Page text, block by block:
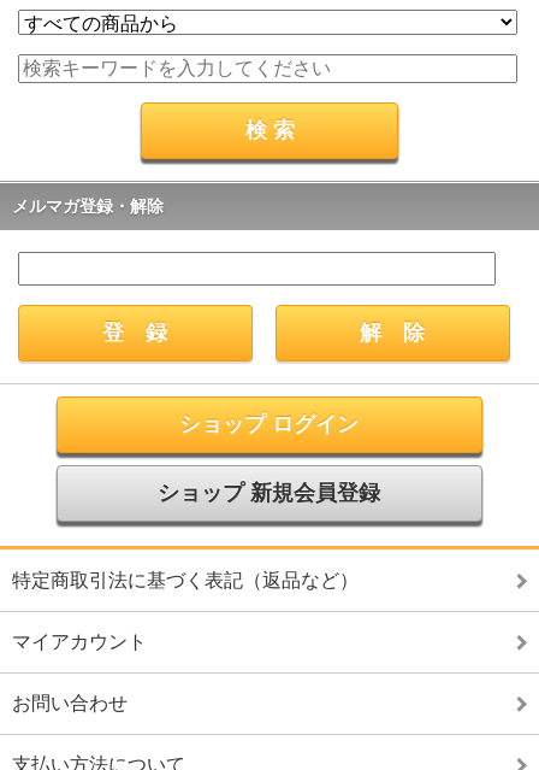
メルマガ登録・解除
ショップ ログイン
ショップ 新規会員登録
特定商取引法に基づく表記（返品など）
マイアカウント
お問い合わせ
支払い方法について